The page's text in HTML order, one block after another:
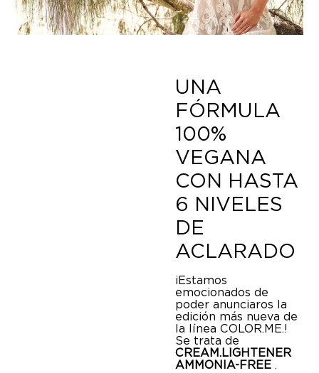
UNA
FÓRMULA
100%
VEGANA
CON HASTA
6 NIVELES
DE
ACLARADO
¡Estamos
emocionados de
poder anunciaros la
edición más nueva de
la línea COLOR.ME.!
Se trata de
CREAM.LIGHTENER
AMMONIA-FREE .